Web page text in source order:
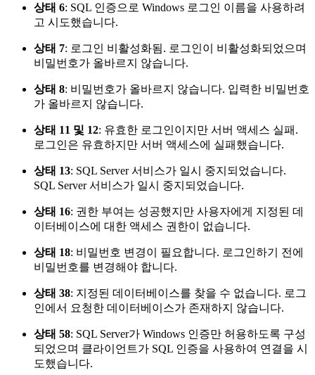
상태 6: SQL 인증으로 Windows 로그인 이름을 사용하려
고 시도했습니다.
상태 7: 로그인 비활성화됨. 로그인이 비활성화되었으며
비밀번호가 올바르지 않습니다.
상태 8: 비밀번호가 올바르지 않습니다. 입력한 비밀번호
가 올바르지 않습니다.
상태 11 및 12: 유효한 로그인이지만 서버 액세스 실패.
로그인은 유효하지만 서버 액세스에 실패했습니다.
상태 13: SQL Server 서비스가 일시 중지되었습니다.
SQL Server 서비스가 일시 중지되었습니다.
상태 16: 권한 부여는 성공했지만 사용자에게 지정된 데
이터베이스에 대한 액세스 권한이 없습니다.
상태 18: 비밀번호 변경이 필요합니다. 로그인하기 전에
비밀번호를 변경해야 합니다.
상태 38: 지정된 데이터베이스를 찾을 수 없습니다. 로그
인에서 요청한 데이터베이스가 존재하지 않습니다.
상태 58: SQL Server가 Windows 인증만 허용하도록 구성
되었으며 클라이언트가 SQL 인증을 사용하여 연결을 시
도했습니다.